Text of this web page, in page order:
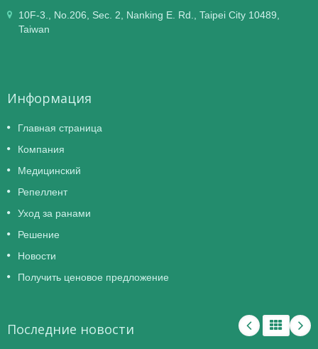
10F-3., No.206, Sec. 2, Nanking E. Rd., Taipei City 10489,
Taiwan
Информация
Главная страница
Компания
Медицинский
Репеллент
Уход за ранами
Решение
Новости
Получить ценовое предложение
Последние новости